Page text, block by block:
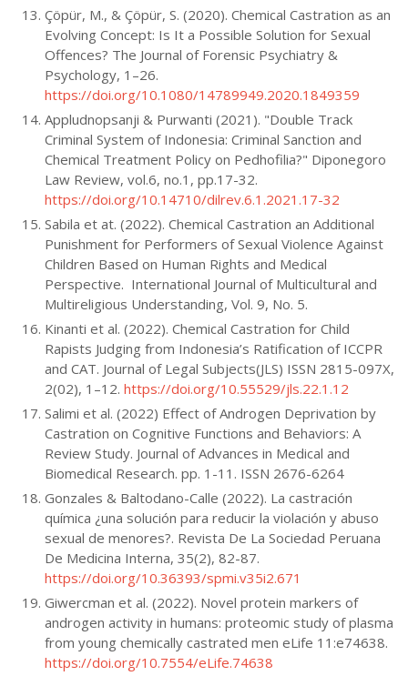
Çöpür, M., & Çöpür, S. (2020). Chemical Castration as an
Evolving Concept: Is It a Possible Solution for Sexual
Offences? The Journal of Forensic Psychiatry &
Psychology, 1–26.
https://doi.org/10.1080/14789949.2020.1849359
Appludnopsanji & Purwanti (2021). "Double Track
Criminal System of Indonesia: Criminal Sanction and
Chemical Treatment Policy on Pedhofilia?" Diponegoro
Law Review, vol.6, no.1, pp.17-32.
https://doi.org/10.14710/dilrev.6.1.2021.17-32
Sabila et at. (2022). Chemical Castration an Additional
Punishment for Performers of Sexual Violence Against
Children Based on Human Rights and Medical
Perspective. International Journal of Multicultural and
Multireligious Understanding, Vol. 9, No. 5.
Kinanti et al. (2022). Chemical Castration for Child
Rapists Judging from Indonesia’s Ratification of ICCPR
and CAT. Journal of Legal Subjects(JLS) ISSN 2815-097X,
2(02), 1–12. https://doi.org/10.55529/jls.22.1.12
Salimi et al. (2022) Effect of Androgen Deprivation by
Castration on Cognitive Functions and Behaviors: A
Review Study. Journal of Advances in Medical and
Biomedical Research. pp. 1-11. ISSN 2676-6264
Gonzales & Baltodano-Calle (2022). La castración
química ¿una solución para reducir la violación y abuso
sexual de menores?. Revista De La Sociedad Peruana
De Medicina Interna, 35(2), 82-87.
https://doi.org/10.36393/spmi.v35i2.671
Giwercman et al. (2022). Novel protein markers of
androgen activity in humans: proteomic study of plasma
from young chemically castrated men eLife 11:e74638.
https://doi.org/10.7554/eLife.74638